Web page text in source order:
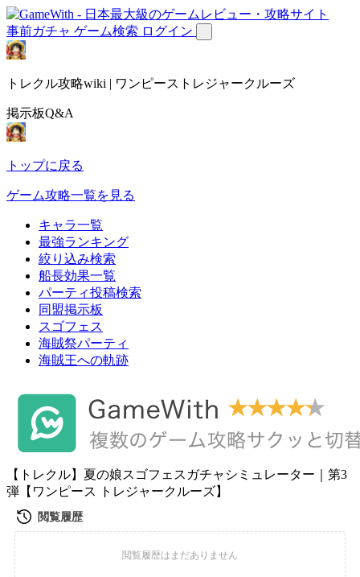
事前ガチャ ゲーム検索 ログイン
トレクル攻略wiki | ワンピーストレジャークルーズ
掲示板Q&A
トップに戻る
ゲーム攻略一覧を見る
キャラ一覧
最強ランキング
絞り込み検索
船長効果一覧
パーティ投稿検索
同盟掲示板
スゴフェス
海賊祭パーティ
海賊王への軌跡
【トレクル】夏の娘スゴフェスガチャシミュレーター｜第3
弾【ワンピース トレジャークルーズ】